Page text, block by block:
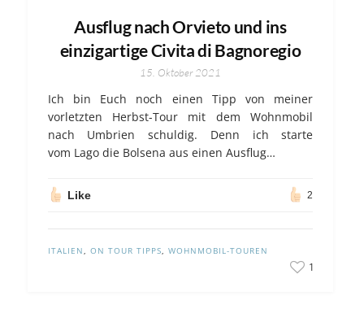
Ausflug nach Orvieto und ins
einzigartige Civita di Bagnoregio
15. Oktober 2021
Ich bin Euch noch einen Tipp von meiner
vorletzten Herbst-Tour mit dem Wohnmobil
nach Umbrien schuldig. Denn ich starte
vom Lago die Bolsena aus einen Ausflug…
Like 2
ITALIEN, ON TOUR TIPPS, WOHNMOBIL-TOUREN
1